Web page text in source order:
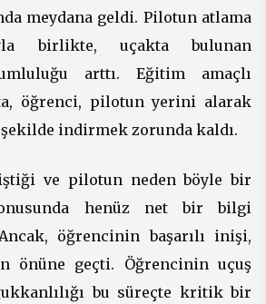
meydana geldi. Pilotun atlama
birlikte, uçakta bulunan
arttı. Eğitim amaçlı
öğrenci, pilotun yerini alarak
indirmek zorunda kaldı.
ve pilotun neden böyle bir
henüz net bir bilgi
öğrencinin başarılı inişi,
önüne geçti. Öğrencinin uçuş
bu süreçte kritik bir